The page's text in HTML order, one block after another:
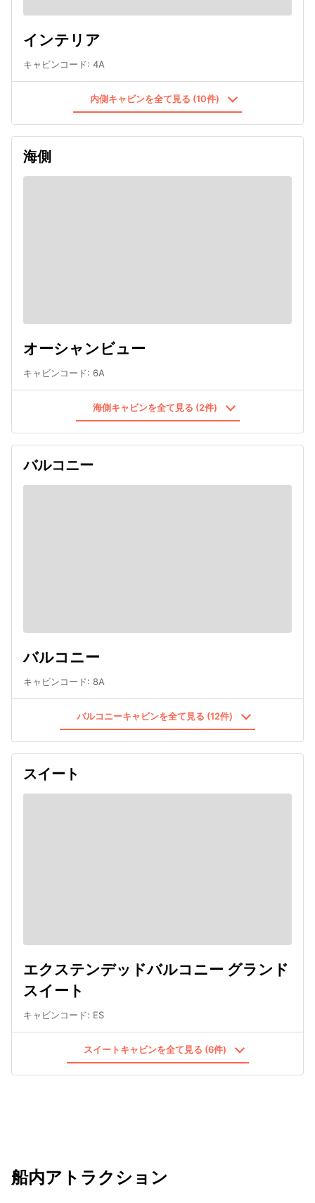
インテリア
キャビンコード: 4A
内側キャビンを全て見る (10件)
海側
オーシャンビュー
キャビンコード: 6A
海側キャビンを全て見る (2件)
バルコニー
バルコニー
キャビンコード: 8A
バルコニーキャビンを全て見る (12件)
スイート
エクステンデッドバルコニー グランド
スイート
キャビンコード: ES
スイートキャビンを全て見る (6件)
船内アトラクション